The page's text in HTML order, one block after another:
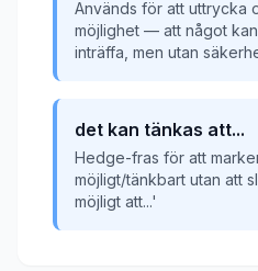
Används för att uttrycka
möjlighet — att något
inträffa, men utan
det kan tänkas att...
Hedge-fras för att
möjligt/tänkbart utan att
möjligt att...'